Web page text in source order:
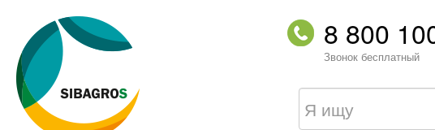
8 800
Звонок бесплатный